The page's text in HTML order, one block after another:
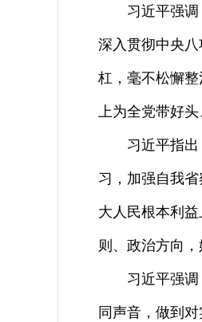
习近平强调，
深入贯彻中央
杠，毫不松懈
上为全党带好头
习近平指出，
习，加强自我
大人民根本利
则、政治方向，
习近平强调，
同声音，做到